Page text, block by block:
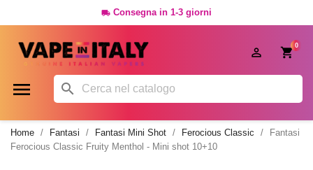
 Consegna in 1-3 giorni
0

 
Home Fantasi Fantasi Mini Shot Ferocious Classic
Fantasi
Ferocious Classic Fruity Menthol - Mini shot 10+10